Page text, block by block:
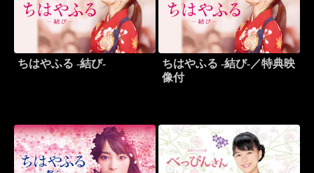
ちはやふる -結び-
ちはやふる -結び-／特典映
像付